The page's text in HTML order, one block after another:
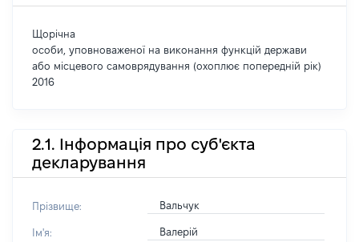
Щорічна
особи, уповноваженої на виконання функцій держави
або місцевого самоврядування (охоплює попередній рік)
2016
2.1. Інформація про суб'єкта
декларування
Прізвище: Вальчук
Ім'я: Валерій